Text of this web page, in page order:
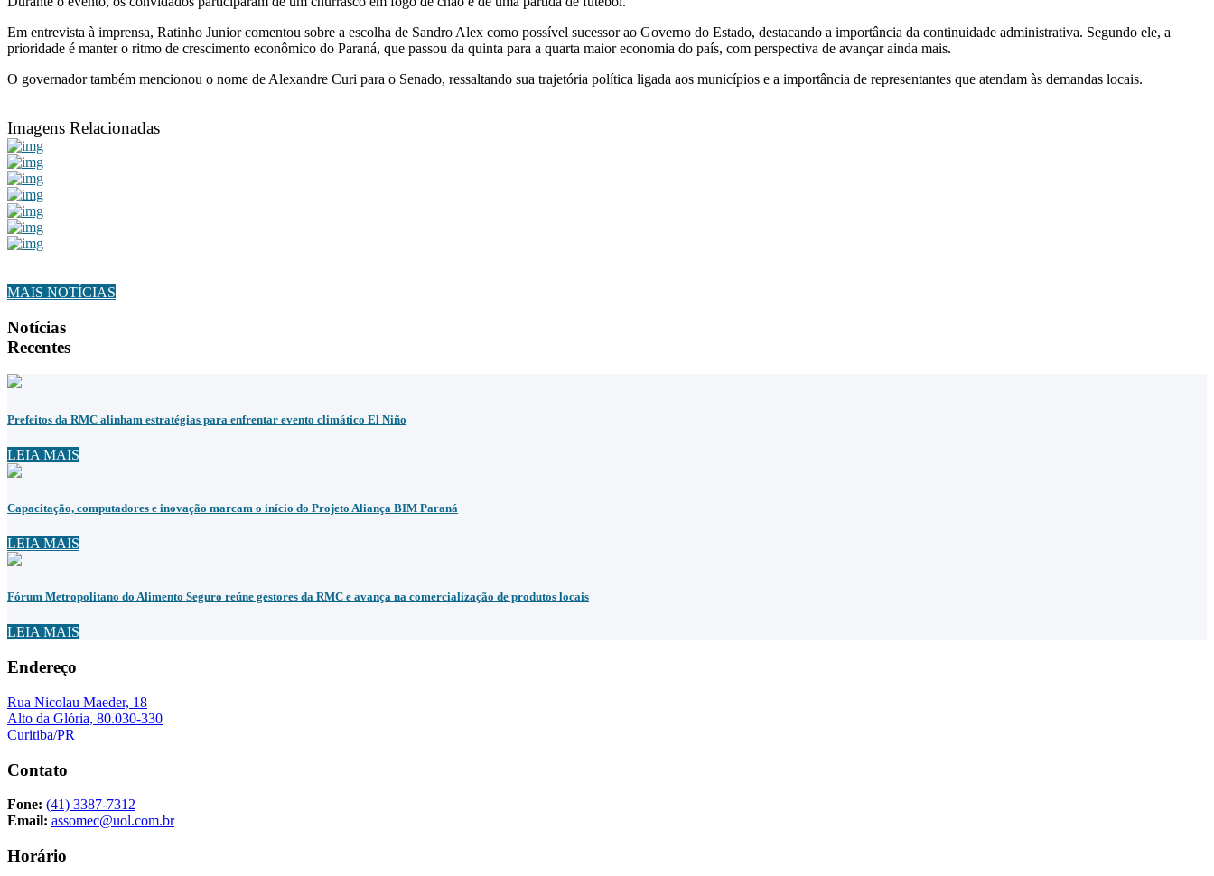
Em entrevista à imprensa, Ratinho Junior comentou sobre a escolha de Sandro Alex como possível sucessor ao Governo do Estado, destacando a importância da continuidade administrativa. Segundo ele, a
prioridade é manter o ritmo de crescimento econômico do Paraná, que passou da quinta para a quarta maior economia do país, com perspectiva de avançar ainda mais.
O governador também mencionou o nome de Alexandre Curi para o Senado, ressaltando sua trajetória política ligada aos municípios e a importância de representantes que atendam às demandas locais.
Imagens Relacionadas
MAIS NOTÍCIAS
Notícias
Recentes
Prefeitos da RMC alinham estratégias para enfrentar evento climático El Niño
LEIA MAIS
Capacitação, computadores e inovação marcam o início do Projeto Aliança BIM Paraná
LEIA MAIS
Fórum Metropolitano do Alimento Seguro reúne gestores da RMC e avança na comercialização de produtos locais
LEIA MAIS
Endereço
Rua Nicolau Maeder, 18
Alto da Glória, 80.030-330
Curitiba/PR
Contato
Fone: (41) 3387-7312
Email: assomec@uol.com.br
Horário